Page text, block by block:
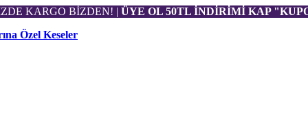
KARGO BİZDEN! | ÜYE OL 50TL İNDİRİMİ KAP